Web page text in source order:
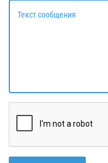
Текст сообщения